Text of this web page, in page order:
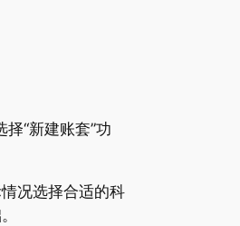
“新建账套”功
况选择合适的科